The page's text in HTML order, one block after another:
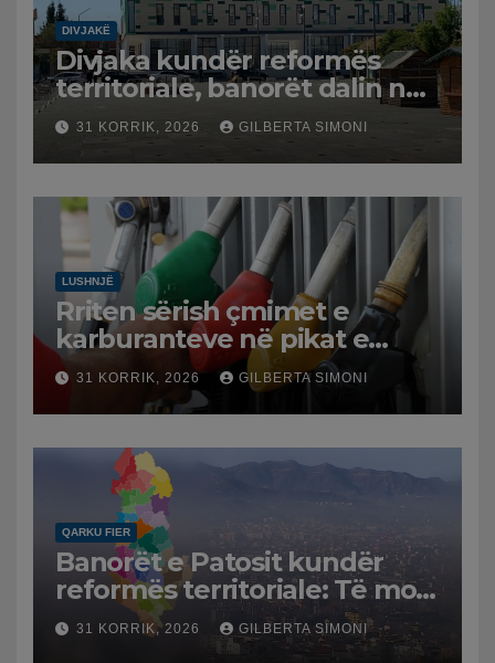
DIVJAKË
Divjaka kundër reformës
territoriale, banorët dalin në
protestë.
31 KORRIK, 2026 GILBERTA SIMONI
LUSHNJË
Rriten sërish çmimet e
karburanteve në pikat e
karburanteve në Lushnjë.
Tensionet në Lindjen e
Mesme shtrenjtojnë naftën
dhe benzinën në vend
31 KORRIK, 2026 GILBERTA SIMONI
QARKU FIER
Banorët e Patosit kundër
reformës territoriale: Të mos
humbasim identitetin e
qytetit
31 KORRIK, 2026 GILBERTA SIMONI